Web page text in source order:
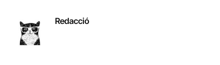
Redacció